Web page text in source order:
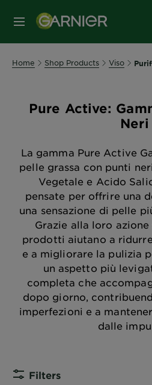
MENU
Home Shop Products Viso
Pure Active:
Neri
La gamma Pure Active
pelle grassa con punti
Vegetale e Acido
pensate per offrire una
una sensazione di pelle
Grazie alla loro
prodotti aiutano a
e a migliorare la pulizia
un aspetto più
completa che
dopo giorno,
imperfezioni e a
dalle
Filters